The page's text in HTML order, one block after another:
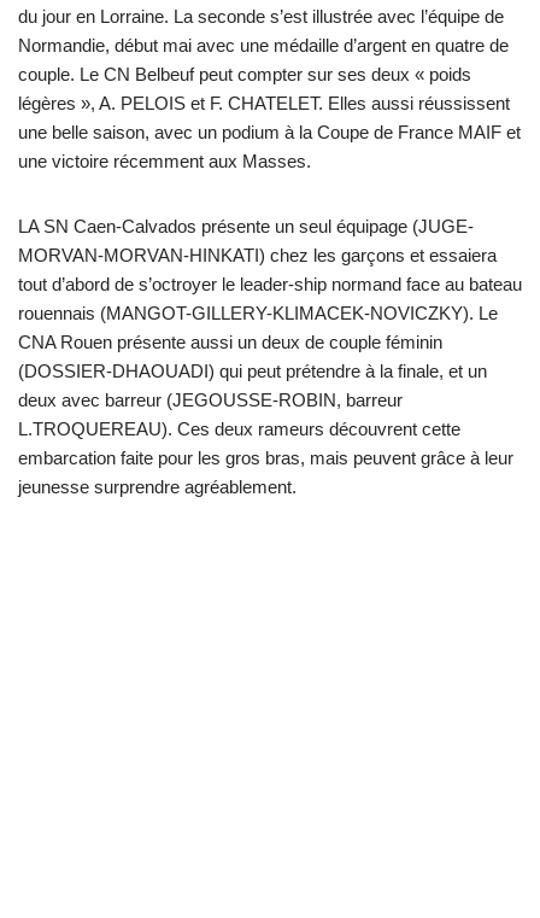
du jour en Lorraine. La seconde s’est illustrée avec l’équipe de
Normandie, début mai avec une médaille d’argent en quatre de
couple. Le CN Belbeuf peut compter sur ses deux « poids
légères », A. PELOIS et F. CHATELET. Elles aussi réussissent
une belle saison, avec un podium à la Coupe de France MAIF et
une victoire récemment aux Masses.
LA SN Caen-Calvados présente un seul équipage (JUGE-
MORVAN-MORVAN-HINKATI) chez les garçons et essaiera
tout d’abord de s’octroyer le leader-ship normand face au bateau
rouennais (MANGOT-GILLERY-KLIMACEK-NOVICZKY). Le
CNA Rouen présente aussi un deux de couple féminin
(DOSSIER-DHAOUADI) qui peut prétendre à la finale, et un
deux avec barreur (JEGOUSSE-ROBIN, barreur
L.TROQUEREAU). Ces deux rameurs découvrent cette
embarcation faite pour les gros bras, mais peuvent grâce à leur
jeunesse surprendre agréablement.